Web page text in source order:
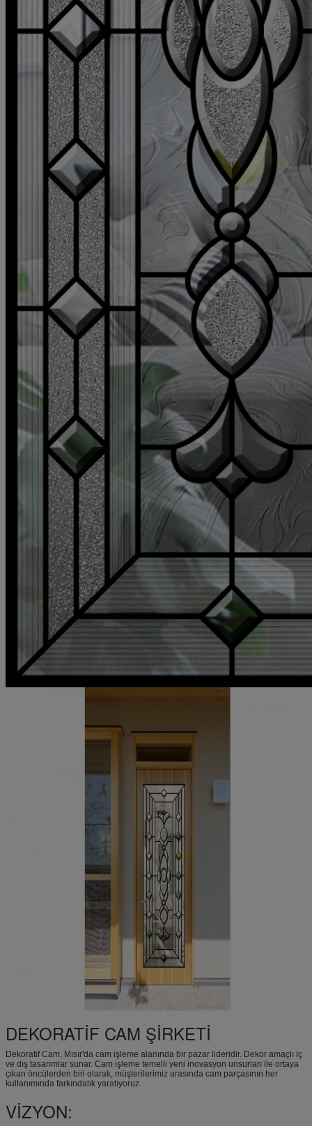
DEKORATİF CAM ŞİRKETİ
Dekoratif Cam, Mısır'da cam işleme alanında bir pazar lideridir. Dekor amaçlı iç
ve dış tasarımlar sunar. Cam işleme temelli yeni inovasyon unsurları ile ortaya
çıkan öncülerden biri olarak, müşterilerimiz arasında cam parçasının her
kullanımında farkındalık yaratıyoruz.
VİZYON: